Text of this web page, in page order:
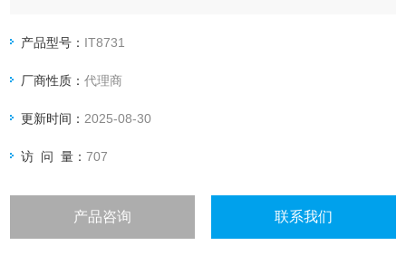
产品型号： IT8731
厂商性质：代理商
更新时间： 2025-08-30
访 问 量：707
产品咨询 联系我们